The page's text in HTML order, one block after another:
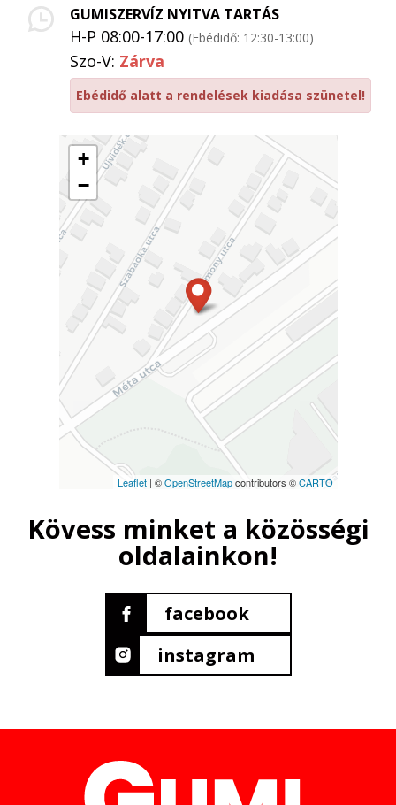
+
−
Leaflet| ©OpenStreetMapcontributors ©CARTO
GUMISZERVÍZ NYITVA TARTÁS
H-P 08:00-17:00 (Ebédidő: 12:30-13:00)
Szo-V: Zárva
Ebédidő alatt a rendelések kiadása szünetel!
Kövess minket a közösségi
oldalainkon!
facebook
instagram